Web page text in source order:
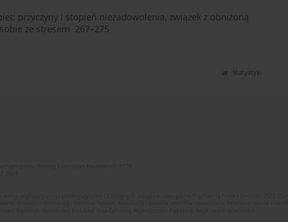
przyczyny i stopień niezadowolenia, związek z obniżoną
ze stresem 267–275
Statystyki